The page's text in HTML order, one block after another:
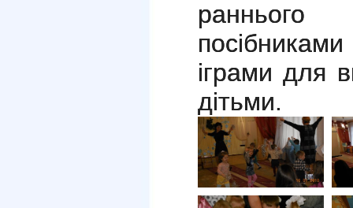
раннього
іграми для
дітьми.